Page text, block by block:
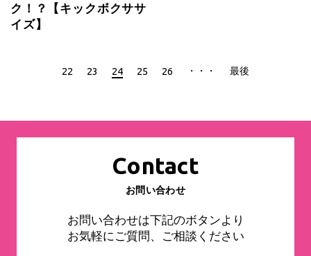
ク！？【キックボクササ
イズ】
22 23 24 25 26 ・・・ 最後
Contact
お問い合わせ
お問い合わせは下記のボタンより
お気軽にご質問、ご相談ください